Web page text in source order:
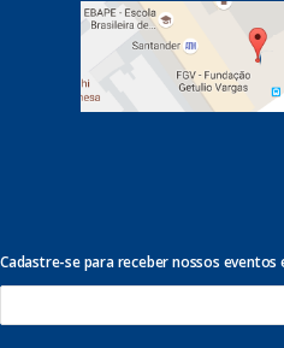
Cadastre-se para receber nossos eventos
m